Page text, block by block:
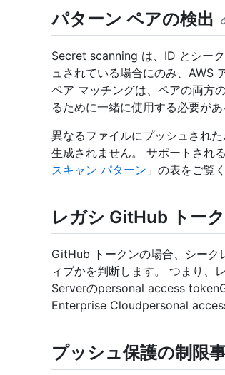
パターン ペアの検出
Secret scanning は、ID とシー
ュされている場合にのみ、AWS
ペア マッチングは、ペアの両方
るために一緒に使用する必要が
異なるファイルにプッシュされ
生成されません。 サポートされ
スキャン パターン 」の表をご覧
レガシ GitHub トー
GitHub トークンの場合、シーク
ィブかを判断します。 つまり
Serverのpersonal access
Enterprise Cloudpersonal
プッシュ保護の制限